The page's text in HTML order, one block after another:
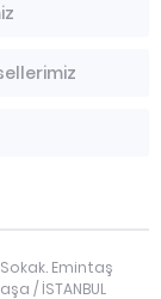
Emintaş
/ İSTANBUL